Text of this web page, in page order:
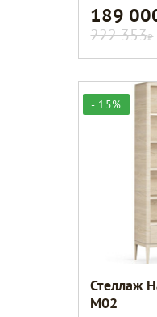
189
222 353Р
- 15%
Стеллаж
M02